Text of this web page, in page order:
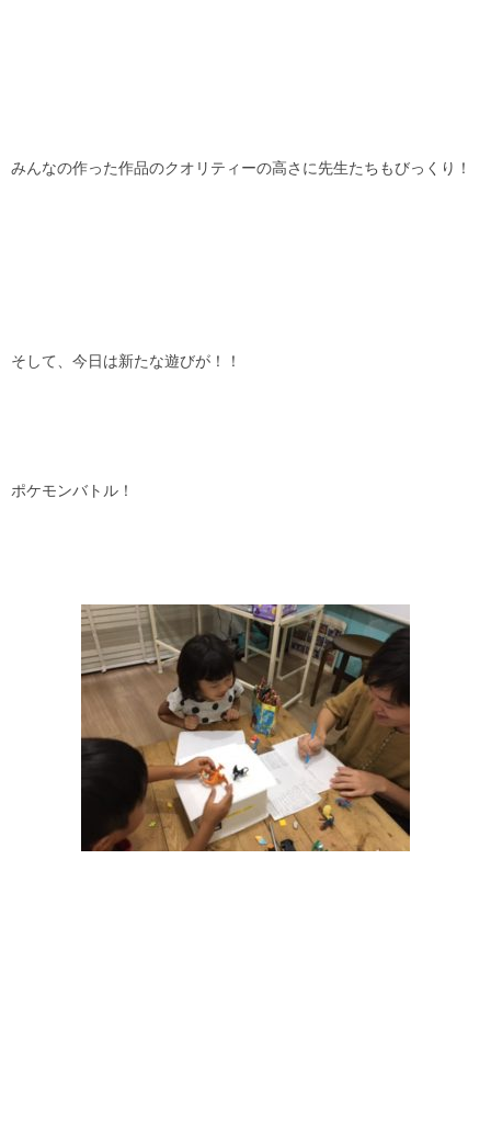
みんなの作った作品のクオリティーの高さに先生たちもびっくり！
そして、今日は新たな遊びが！！
ポケモンバトル！